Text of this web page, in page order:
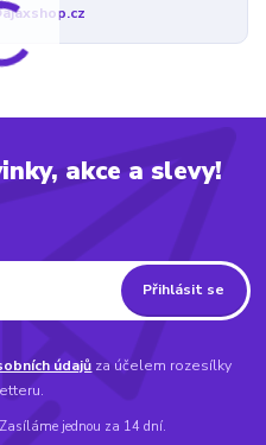
akce a slevy!
Přihlásit se
údajů za účelem rozesílky
jednou za 14 dní.